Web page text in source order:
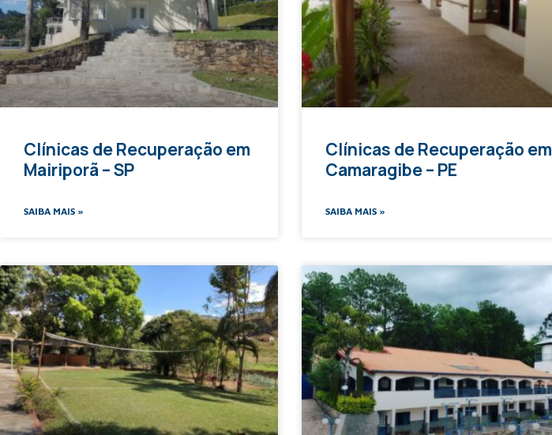
Clínicas de Recuperação em
Mairiporã – SP
SAIBA MAIS »
Clínicas de Recuperação em
Camaragibe – PE
SAIBA MAIS »